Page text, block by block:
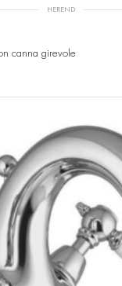
HEREND
canna girevole